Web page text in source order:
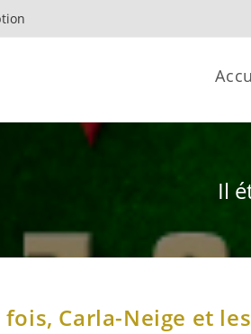
Il
Carla-Neige et